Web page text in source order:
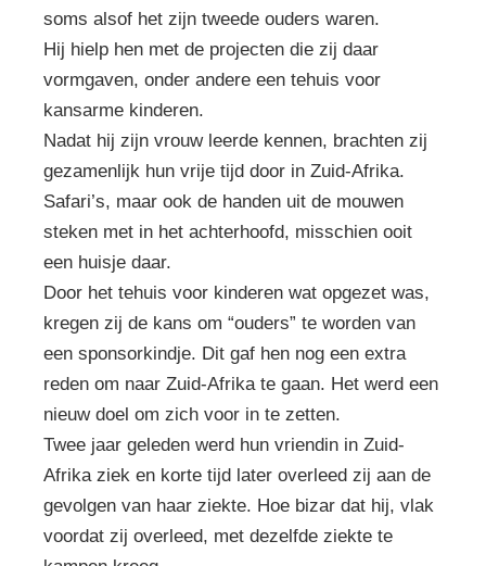
soms alsof het zijn tweede ouders waren.
Hij hielp hen met de projecten die zij daar
vormgaven, onder andere een tehuis voor
kansarme kinderen.
Nadat hij zijn vrouw leerde kennen, brachten zij
gezamenlijk hun vrije tijd door in Zuid-Afrika.
Safari’s, maar ook de handen uit de mouwen
steken met in het achterhoofd, misschien ooit
een huisje daar.
Door het tehuis voor kinderen wat opgezet was,
kregen zij de kans om “ouders” te worden van
een sponsorkindje. Dit gaf hen nog een extra
reden om naar Zuid-Afrika te gaan. Het werd een
nieuw doel om zich voor in te zetten.
Twee jaar geleden werd hun vriendin in Zuid-
Afrika ziek en korte tijd later overleed zij aan de
gevolgen van haar ziekte. Hoe bizar dat hij, vlak
voordat zij overleed, met dezelfde ziekte te